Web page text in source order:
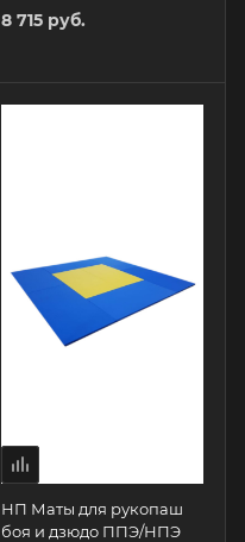
8 715 руб.
НП Маты для рукопаш
боя и дзюдо ППЭ/НПЭ